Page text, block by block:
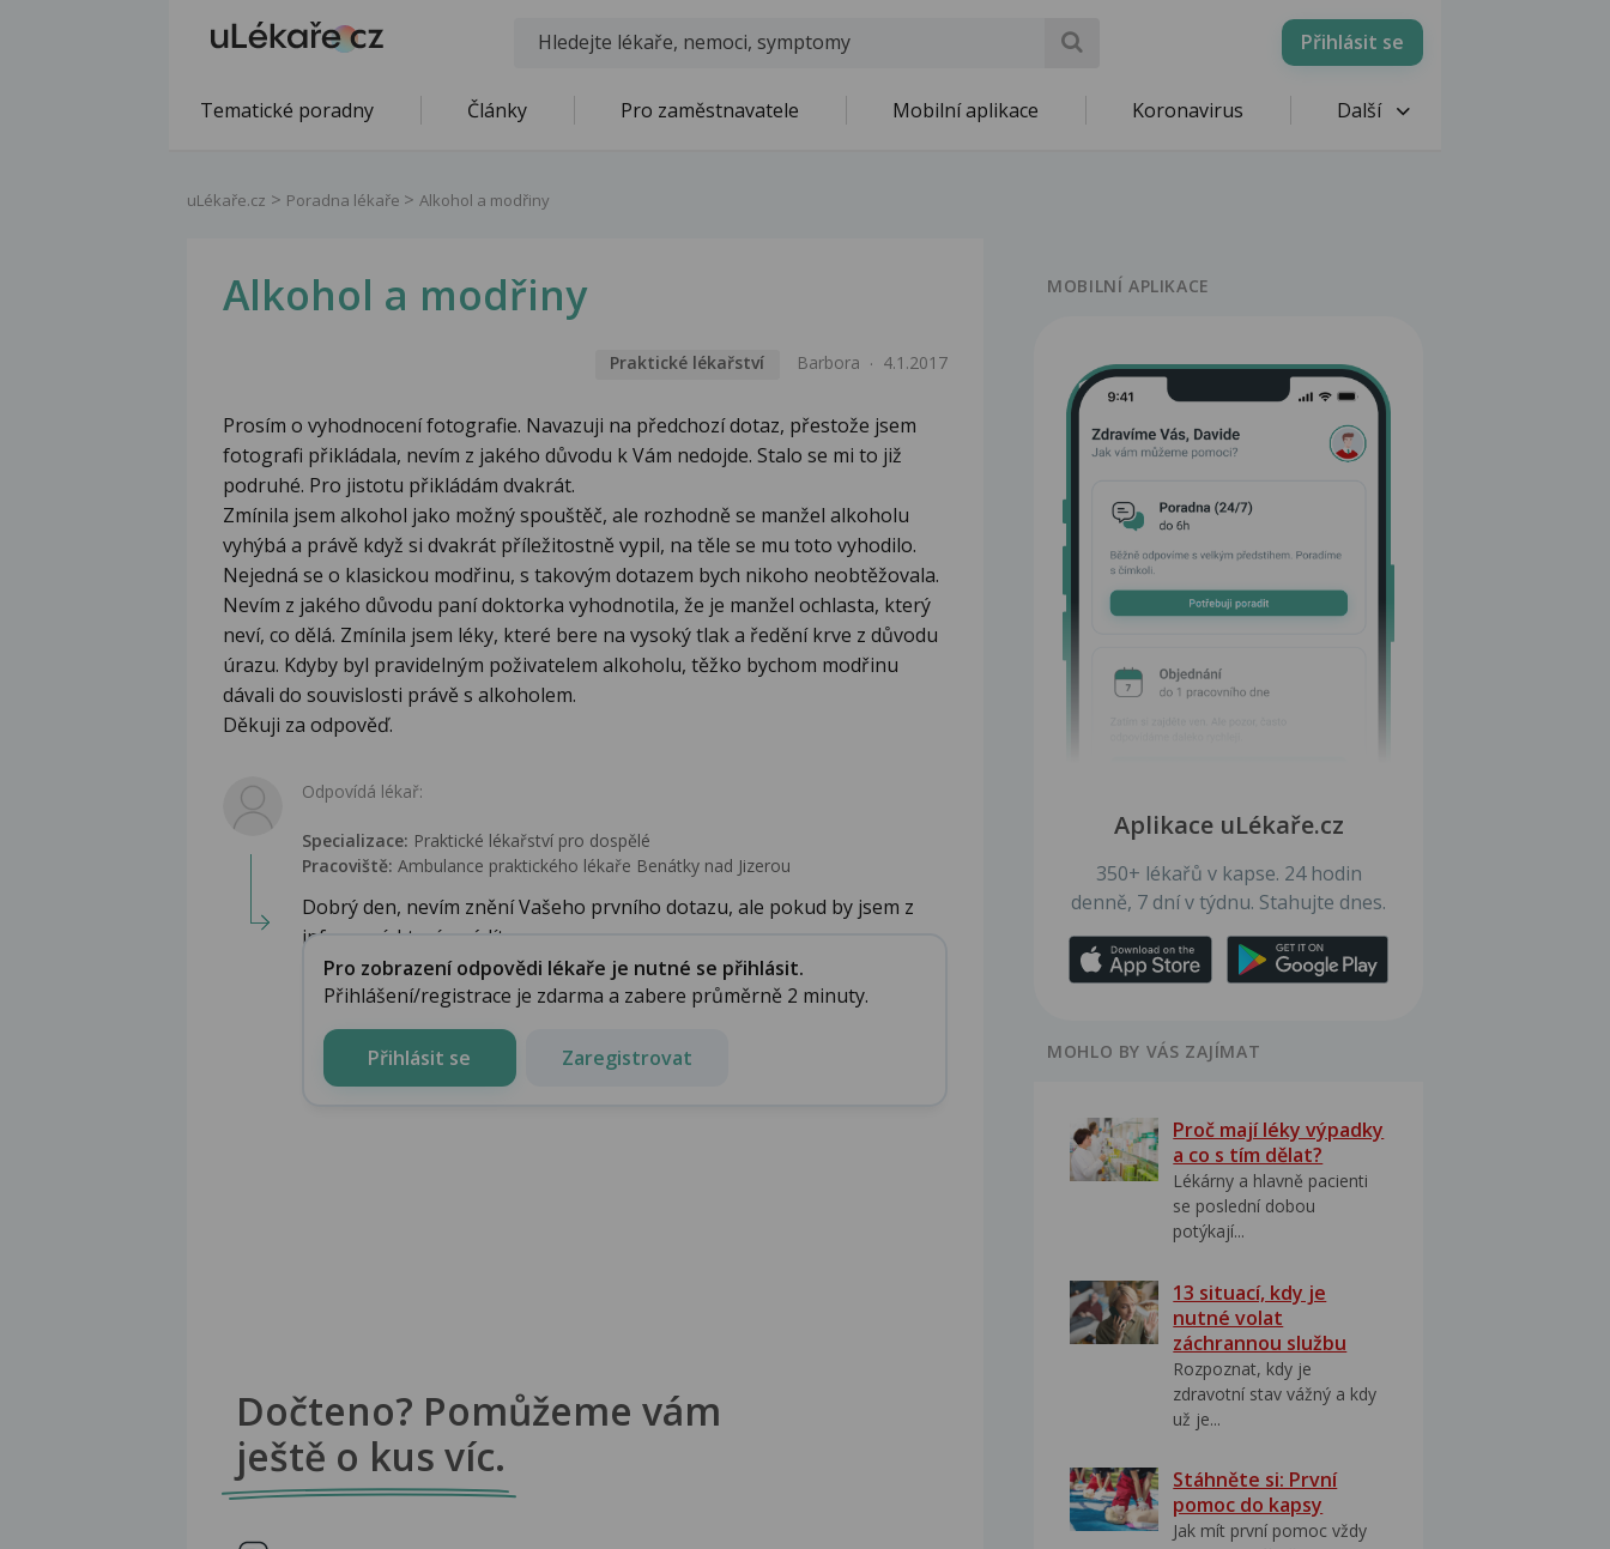
Přihlásit se
Tematické poradny Články Pro zaměstnavatele Mobilní aplikace Koronavirus Další
uLékaře.cz Poradna lékaře Alkohol a modřiny
Alkohol a modřiny
Praktické lékařství Barbora 4.1.2017
Prosím o vyhodnocení fotografie. Navazuji na předchozí dotaz, přestože jsem
fotografi přikládala, nevím z jakého důvodu k Vám nedojde. Stalo se mi to již
podruhé. Pro jistotu přikládám dvakrát.
Zmínila jsem alkohol jako možný spouštěč, ale rozhodně se manžel alkoholu
vyhýbá a právě když si dvakrát příležitostně vypil, na těle se mu toto vyhodilo.
Nejedná se o klasickou modřinu, s takovým dotazem bych nikoho neobtěžovala.
Nevím z jakého důvodu paní doktorka vyhodnotila, že je manžel ochlasta, který
neví, co dělá. Zmínila jsem léky, které bere na vysoký tlak a ředění krve z důvodu
úrazu. Kdyby byl pravidelným poživatelem alkoholu, těžko bychom modřinu
dávali do souvislosti právě s alkoholem.
Děkuji za odpověď.
Odpovídá lékař:
Specializace: Praktické lékařství pro dospělé
Pracoviště: Ambulance praktického lékaře Benátky nad Jizerou
Dobrý den, nevím znění Vašeho prvního dotazu, ale pokud by jsem z
informací, které uvádíte...
Pro zobrazení odpovědi lékaře je nutné se přihlásit.
Přihlášení/registrace je zdarma a zabere průměrně 2 minuty.
Přihlásit se Zaregistrovat
Dočteno? Pomůžeme vám
ještě o kus víc.
MOBILNÍ APLIKACE
Aplikace uLékaře.cz
350+ lékařů v kapse. 24 hodin
denně, 7 dní v týdnu. Stahujte dnes.
MOHLO BY VÁS ZAJÍMAT
Proč mají léky výpadky
a co s tím dělat?
Lékárny a hlavně pacienti
se poslední dobou
potýkají...
13 situací, kdy je
nutné volat
záchrannou službu
Rozpoznat, kdy je
zdravotní stav vážný a kdy
už je...
Stáhněte si: První
pomoc do kapsy
Jak mít první pomoc vždy